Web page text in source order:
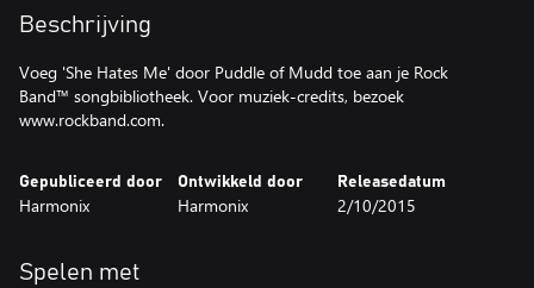
Beschrijving
Voeg 'She Hates Me' door Puddle of Mudd toe aan je Rock
Band™ songbibliotheek. Voor muziek-credits, bezoek
www.rockband.com.
Gepubliceerd door
Harmonix
Ontwikkeld door
Harmonix
Releasedatum
2/10/2015
Spelen met